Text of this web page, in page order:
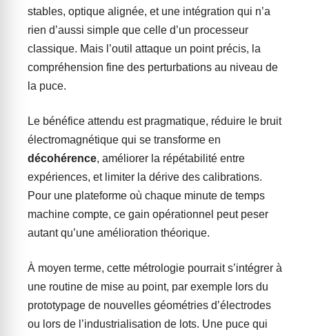
stables, optique alignée, et une intégration qui n’a
rien d’aussi simple que celle d’un processeur
classique. Mais l’outil attaque un point précis, la
compréhension fine des perturbations au niveau de
la puce.
Le bénéfice attendu est pragmatique, réduire le bruit
électromagnétique qui se transforme en
décohérence, améliorer la répétabilité entre
expériences, et limiter la dérive des calibrations.
Pour une plateforme où chaque minute de temps
machine compte, ce gain opérationnel peut peser
autant qu’une amélioration théorique.
À moyen terme, cette métrologie pourrait s’intégrer à
une routine de mise au point, par exemple lors du
prototypage de nouvelles géométries d’électrodes
ou lors de l’industrialisation de lots. Une puce qui